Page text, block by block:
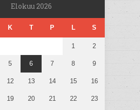
Elokuu 2026
K T P L S
1 2
5 6 7 8 9
12 13 14 15 16
19 20 21 22 23